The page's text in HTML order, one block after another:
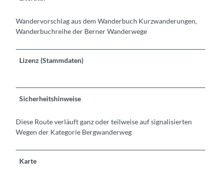
Wandervorschlag aus dem Wanderbuch Kurzwanderungen,
Wanderbuchreihe der Berner Wanderwege
Lizenz (Stammdaten)
Sicherheitshinweise
Diese Route verläuft ganz oder teilweise auf signalisierten
Wegen der Kategorie Bergwanderweg
Karte